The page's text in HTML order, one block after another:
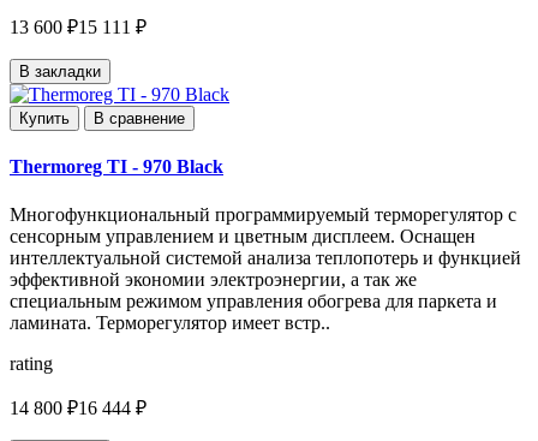
13 600 ₽15 111 ₽
В закладки
Купить В сравнение
Thermoreg TI - 970 Black
Многофункциональный программируемый терморегулятор с
сенсорным управлением и цветным дисплеем. Оснащен
интеллектуальной системой анализа теплопотерь и функцией
эффективной экономии электроэнергии, а так же
специальным режимом управления обогрева для паркета и
ламината. Терморегулятор имеет встр..
rating
14 800 ₽16 444 ₽